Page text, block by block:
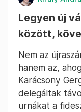
Legyen új
között,
Nem az
hanem az,
Karácsony
delegáltak
urnákat a